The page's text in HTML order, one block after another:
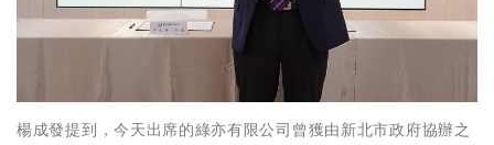
楊成發提到，今天出席的綠亦有限公司曾獲由新北市政府協辦之